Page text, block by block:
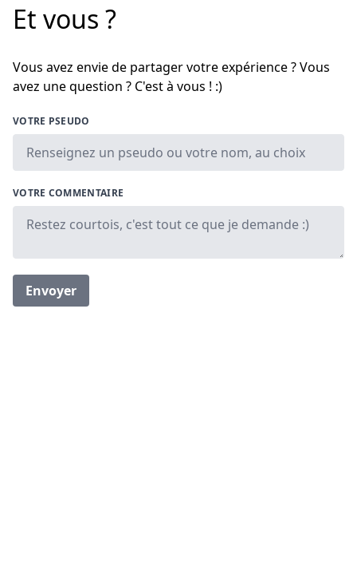
Et vous ?
Vous avez envie de partager votre expérience ? Vous
avez une question ? C'est à vous ! :)
VOTRE PSEUDO
VOTRE COMMENTAIRE
Envoyer